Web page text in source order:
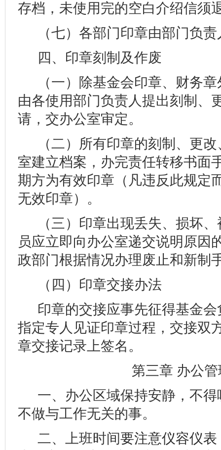
存档，未使用完的空白介绍信须
（七）各部门印章由部门负
四、印章刻制及作废
（一）除基金会印章、财务
由各使用部门负责人提出刻制、
请，交办公室审定。
（二）所有印章的刻制、更
室建立档案，办完责任转移书面
期方为有效印章（凡违反此规定
无效印章）。
（三）印章出现丢失、损坏
员应立即向办公室递交说明原因
政部门根据情况办理废止和新制
（四）印章交接办法
印章的交接应事先征得基金
指定专人见证印章过程，交接双
章交接记录上签名。
第三章 办公管
一、办公区域保持安静，不
不做与工作无关的事。
二、上班时间要注意仪容仪表